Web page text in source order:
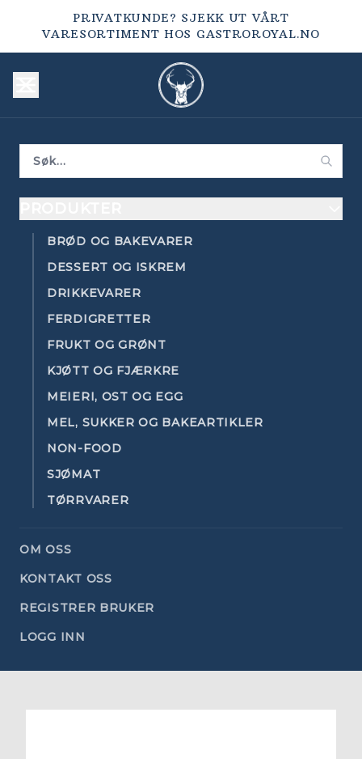
PRIVATKUNDE? SJEKK UT VÅRT
VARESORTIMENT HOS GASTROROYAL.NO
BRØD OG BAKEVARER
DESSERT OG ISKREM
DRIKKEVARER
FERDIGRETTER
FRUKT OG GRØNT
KJØTT OG FJÆRKRE
MEIERI, OST OG EGG
MEL, SUKKER OG BAKEARTIKLER
NON-FOOD
SJØMAT
TØRRVARER
OM OSS
KONTAKT OSS
REGISTRER BRUKER
LOGG INN